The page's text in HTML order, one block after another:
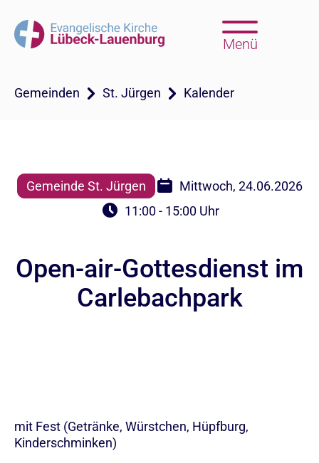
Menü
Gemeinden St. Jürgen Kalender
Gemeinde St. Jürgen
Mittwoch, 24.06.2026
11:00 - 15:00 Uhr
Open-air-Gottesdienst im
Carlebachpark
mit Fest (Getränke, Würstchen, Hüpfburg,
Kinderschminken)